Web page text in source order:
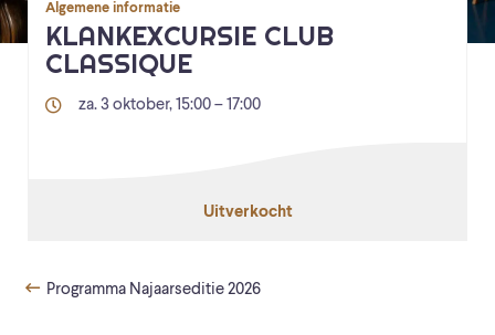
Algemene informatie
KLANKEXCURSIE CLUB
CLASSIQUE
za. 3 oktober, 15:00 – 17:00
Uitverkocht
Programma Najaarseditie 2026